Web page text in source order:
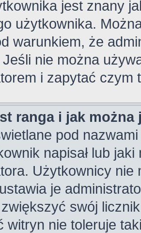
jest znany
użytkownika.
warunkiem, że
nie można
i zapytać czym
ranga i jak można
pod
napisał lub
Użytkownicy
je
swój
witryn nie toleruje